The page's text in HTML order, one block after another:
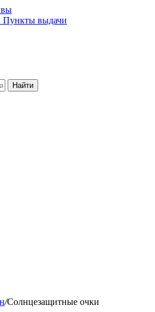
Пункты выдачи
Найти
/Солнцезащитные очки